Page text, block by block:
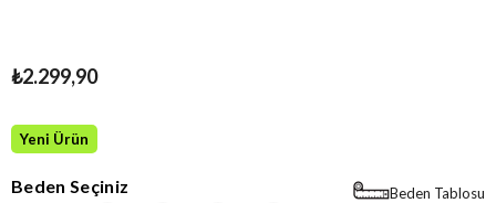
₺2.299,90
Yeni Ürün
Beden Tablosu
Beden Seçiniz